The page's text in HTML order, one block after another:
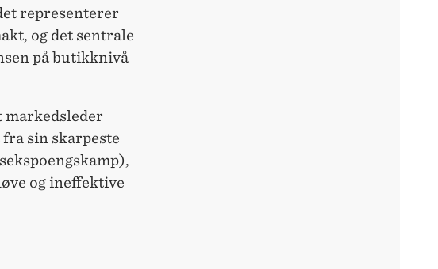
representerer
og det sentrale
på butikknivå
markedsleder
sin skarpeste
og ineffektive